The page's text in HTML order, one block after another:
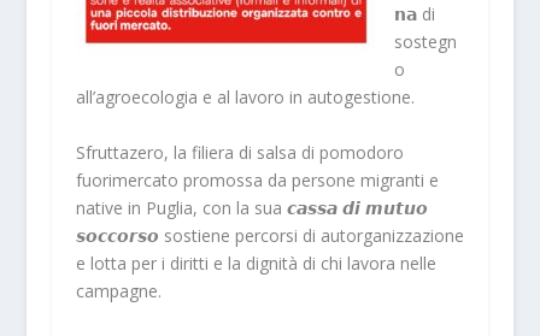
𝗻𝗮 di
sostegn
o
all’agroecologia e al lavoro in autogestione.
Sfruttazero, la filiera di salsa di pomodoro
fuorimercato promossa da persone migranti e
native in Puglia, con la sua 𝙘𝙖𝙨𝙨𝙖 𝙙𝙞 𝙢𝙪𝙩𝙪𝙤
𝙨𝙤𝙘𝙘𝙤𝙧𝙨𝙤 sostiene percorsi di autorganizzazione
e lotta per i diritti e la dignità di chi lavora nelle
campagne.